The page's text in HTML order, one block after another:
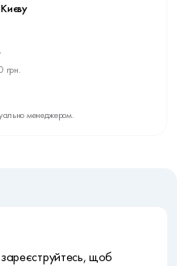
грн.
менеджером.
зареєструйтесь, щоб